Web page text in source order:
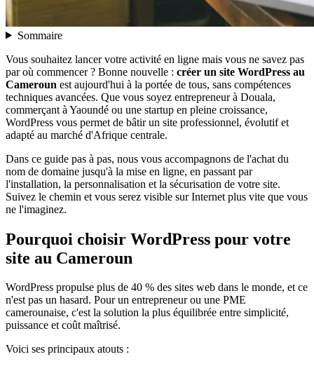
Sommaire
Vous souhaitez lancer votre activité en ligne mais vous ne savez pas
par où commencer ? Bonne nouvelle : créer un site WordPress au
Cameroun est aujourd'hui à la portée de tous, sans compétences
techniques avancées. Que vous soyez entrepreneur à Douala,
commerçant à Yaoundé ou une startup en pleine croissance,
WordPress vous permet de bâtir un site professionnel, évolutif et
adapté au marché d'Afrique centrale.
Dans ce guide pas à pas, nous vous accompagnons de l'achat du
nom de domaine jusqu'à la mise en ligne, en passant par
l'installation, la personnalisation et la sécurisation de votre site.
Suivez le chemin et vous serez visible sur Internet plus vite que vous
ne l'imaginez.
Pourquoi choisir WordPress pour votre
site au Cameroun
WordPress propulse plus de 40 % des sites web dans le monde, et ce
n'est pas un hasard. Pour un entrepreneur ou une PME
camerounaise, c'est la solution la plus équilibrée entre simplicité,
puissance et coût maîtrisé.
Voici ses principaux atouts :